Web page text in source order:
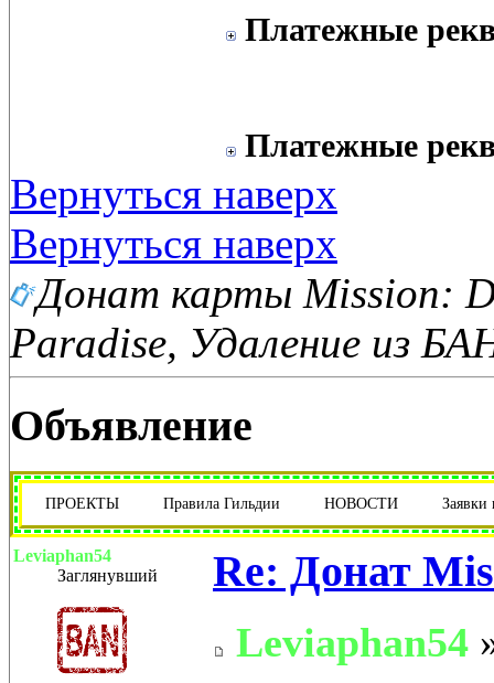
Платежные
Платежные
Вернуться наверх
Вернуться наверх
Донат карты Mission:
Paradise, Удаление из
Объявление
ПРОЕКТЫ Правила Гильдии НОВОСТИ
Leviaphan54
Заглянувший
Re: Донат
Leviaphan54